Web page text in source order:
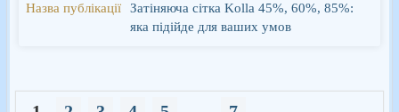
Затіняюча сітка Kolla 45%, 60%, 85%:
яка підійде для ваших умов